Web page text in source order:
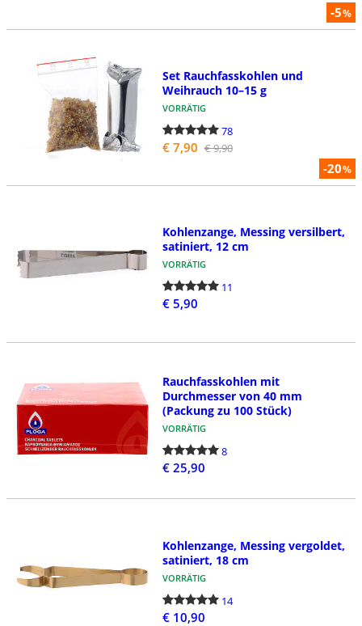
-5%
-20%
Set Rauchfasskohlen und
Weihrauch 10–15 g
VORRÄTIG
78
€ 7,90 € 9,90
Kohlenzange, Messing versilbert,
satiniert, 12 cm
VORRÄTIG
11
€ 5,90
Rauchfasskohlen mit
Durchmesser von 40 mm
(Packung zu 100 Stück)
VORRÄTIG
8
€ 25,90
Kohlenzange, Messing vergoldet,
satiniert, 18 cm
VORRÄTIG
14
€ 10,90